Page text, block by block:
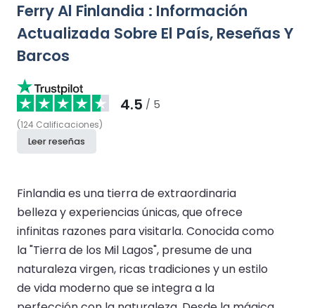
Ferry Al Finlandia : Información
Actualizada Sobre El País, Reseñas Y
Barcos
4.5 / 5
(124 Calificaciones)
Leer reseñas
Finlandia es una tierra de extraordinaria
belleza y experiencias únicas, que ofrece
infinitas razones para visitarla. Conocida como
la "Tierra de los Mil Lagos", presume de una
naturaleza virgen, ricas tradiciones y un estilo
de vida moderno que se integra a la